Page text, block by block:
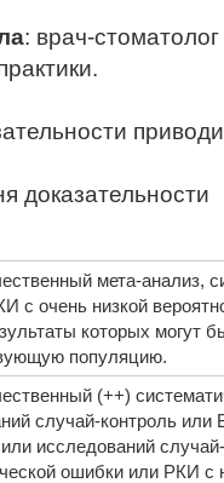
: врач-
доказательности
мета-анализ,
с очень низкой
которых могут
популяцию.
(++)
случай-контроль или
исследований
ошибки или РКИ с